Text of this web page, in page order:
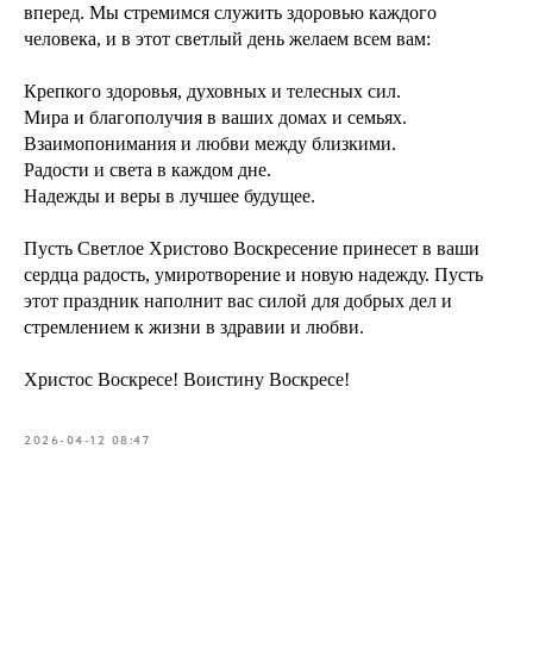
вперед. Мы стремимся служить здоровью каждого
человека, и в этот светлый день желаем всем вам:
Крепкого здоровья, духовных и телесных сил.
Мира и благополучия в ваших домах и семьях.
Взаимопонимания и любви между близкими.
Радости и света в каждом дне.
Надежды и веры в лучшее будущее.
Пусть Светлое Христово Воскресение принесет в ваши
сердца радость, умиротворение и новую надежду. Пусть
этот праздник наполнит вас силой для добрых дел и
стремлением к жизни в здравии и любви.
Христос Воскресе! Воистину Воскресе!
2026-04-12 08:47